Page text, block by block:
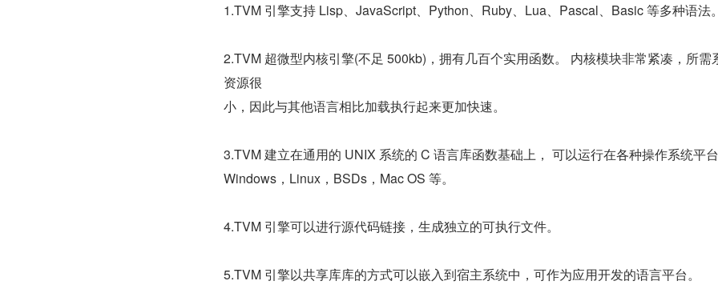
1.TVM 引擎支持 Lisp、JavaScript、Python、Ruby、Lua、Pascal、Basic 等多种语法。
2.TVM 超微型内核引擎(不足 500kb)，拥有几百个实用函数。 内核模块非常紧凑，所需
资源很
小，因此与其他语言相比加载执行起来更加快速。
3.TVM 建立在通用的 UNIX 系统的 C 语言库函数基础上， 可以运行在各种操作系统平
Windows，Linux，BSDs，Mac OS 等。
4.TVM 引擎可以进行源代码链接，生成独立的可执行文件。
5.TVM 引擎以共享库库的方式可以嵌入到宿主系统中，可作为应用开发的语言平台。